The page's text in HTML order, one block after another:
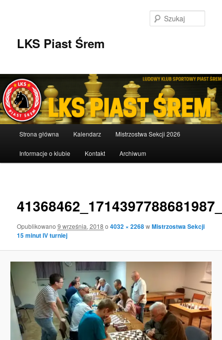
LKS Piast Śrem
Strona główna Kalendarz Mistrzostwa Sekcji 2026
Informacje o klubie Kontakt Archiwum
Opublikowano9 września, 2018 o4032 × 2268wMistrzostwa Sekcji
15 minut IV turniej